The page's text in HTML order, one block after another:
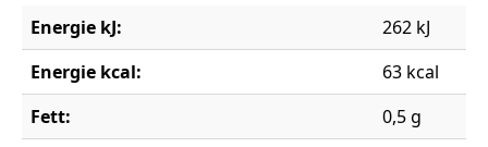
Energie kJ:
262 kJ
Energie kcal:
63 kcal
Fett:
0,5 g